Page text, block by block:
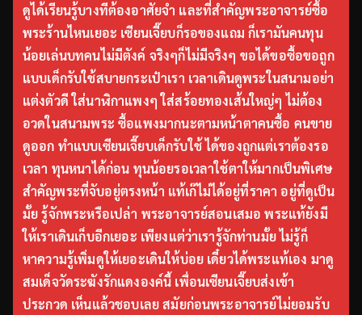
ดูได้เรียนรู้บางทีต้องอาศัยจำ และที่สำคัญพระอาจารย์ซื้อ
พระร้านไหนเยอะ เซียนเจี๊ยบก็รอของแถม ก็เรามันคนทุน
น้อยเล่นบทคนไม่มีตังค์ จริงๆก็ไม่มีจริงๆ ขอได้ขอซื้อขอถูก
แบบเด็กรับใช้สบายกระเป๋าเรา เวลาเดินดูพระในสนามอย่า
แต่งตัวดี ใส่นาฬิกาแพงๆ ใส่สร้อยทองเส้นใหญ่ๆ ไม่ต้อง
อวดในสนามพระ ซื้อแพงมากนะตามหน้าตาคนซื้อ คนขาย
ดูออก ทำแบบเซียนเจี๊ยบเด็กรับใช้ ได้ของถูกแต่เราต้องรอ
เวลา ทุนหนาได้ก่อน ทุนน้อยรอเวลาใช้ตาให้มากเป็นพิเศษ
สำคัญพระที่จับอยู่ตรงหน้า แท้เก๊ไม่ได้อยู่ที่ราคา อยู่ที่ดูเป็น
มั้ย รู้จักพระหรือเปล่า พระอาจารย์สอนเสมอ พระแท้ยังมี
ให้เราเดินเก็บอีกเยอะ เพียงแต่ว่าเรารู้จักท่านมั้ย ไม่รู้ก็
หาความรู้เพิ่มดูให้เยอะเดินให้บ่อย เดี๋ยวได้พระแท้เอง มาดู
สมเด็จวัดระฆังรักแดงองค์นี้ เพื่อนเซียนเจี๊ยบส่งเข้า
ประกวด เห็นแล้วชอบเลย สมัยก่อนพระอาจารย์ไม่ยอมรับ